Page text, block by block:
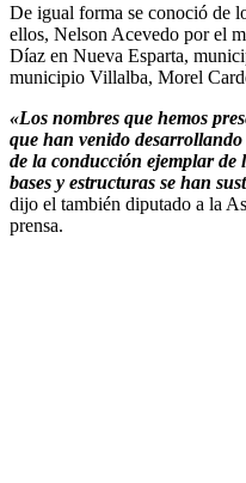
De igual forma se conoció de
ellos, Nelson Acevedo por el
Díaz en Nueva Esparta,
municipio Villalba, Morel
«Los nombres que hemos
que han venido desarrollando
de la conducción ejemplar
bases y estructuras se han
dijo el también diputado a la
prensa.